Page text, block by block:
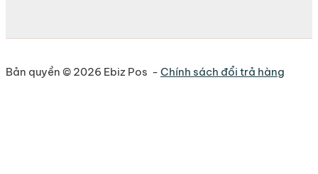
Bản quyền © 2026 Ebiz Pos - Chính sách đổi trả hàng